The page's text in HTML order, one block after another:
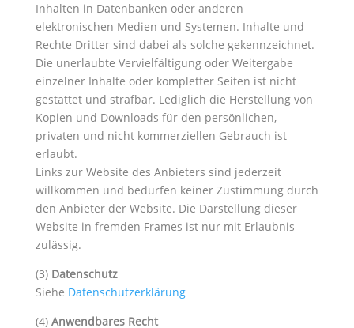
Inhalten in Datenbanken oder anderen
elektronischen Medien und Systemen. Inhalte und
Rechte Dritter sind dabei als solche gekennzeichnet.
Die unerlaubte Vervielfältigung oder Weitergabe
einzelner Inhalte oder kompletter Seiten ist nicht
gestattet und strafbar. Lediglich die Herstellung von
Kopien und Downloads für den persönlichen,
privaten und nicht kommerziellen Gebrauch ist
erlaubt.
Links zur Website des Anbieters sind jederzeit
willkommen und bedürfen keiner Zustimmung durch
den Anbieter der Website. Die Darstellung dieser
Website in fremden Frames ist nur mit Erlaubnis
zulässig.
(3) Datenschutz
Siehe Datenschutzerklärung
(4) Anwendbares Recht